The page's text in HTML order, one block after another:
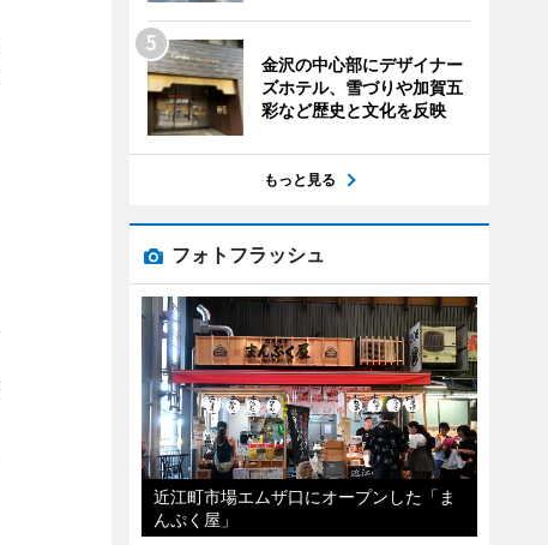
金沢の中心部にデザイナー
ズホテル、雪づりや加賀五
彩など歴史と文化を反映
もっと見る
フォトフラッシュ
近江町市場エムザ口にオープンした「ま
んぷく屋」